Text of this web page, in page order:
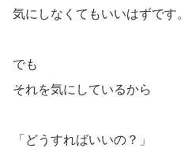
気にしなくてもいいはずです。
でも
それを気にしているから
「どうすればいいの？」